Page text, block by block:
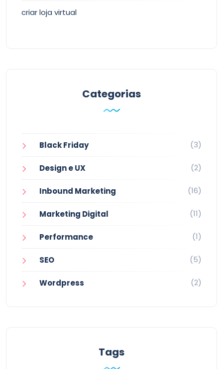
criar loja virtual
Categorias
Black Friday (3)
Design e UX (2)
Inbound Marketing (16)
Marketing Digital (11)
Performance (1)
SEO (5)
Wordpress (2)
Tags